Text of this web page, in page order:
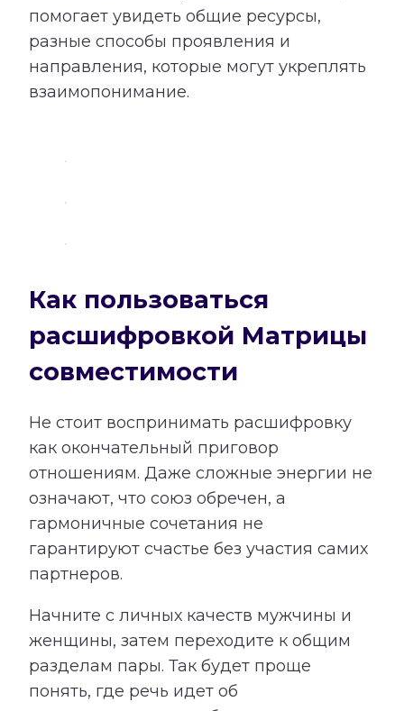
помогает увидеть общие ресурсы,
разные способы проявления и
направления, которые могут укреплять
взаимопонимание.
Как пользоваться
расшифровкой Матрицы
совместимости
Не стоит воспринимать расшифровку
как окончательный приговор
отношениям. Даже сложные энергии не
означают, что союз обречен, а
гармоничные сочетания не
гарантируют счастье без участия самих
партнеров.
Начните с личных качеств мужчины и
женщины, затем переходите к общим
разделам пары. Так будет проще
понять, где речь идет об